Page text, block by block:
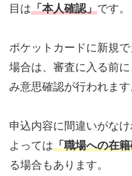
目は「本人確認」です。
ポケットカードに新規
場合は、審査に入る前
み意思確認が行われます
申込内容に間違いがな
よっては「職場への在
る場合もあります。